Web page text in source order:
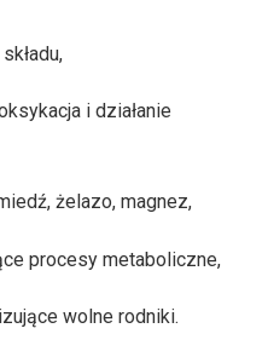
i działanie
żelazo, magnez,
procesy metaboliczne,
wolne rodniki.